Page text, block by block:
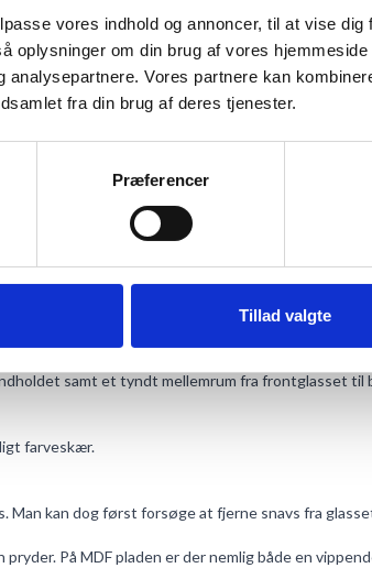
vores indhold og annoncer, til at vise
oplysninger om din brug af vores
analysepartnere. Vores partnere kan
fra din brug af deres tjenester.
Præferencer
Tillad valgte
ANMELDELSER
med en hvid væg.
power, takket været det stærke aluminium.
cm.
del af billedindholdet, når det er indrammet.
samt et tyndt mellemrum fra frontglasset til
farveskær.
Man kan dog først forsøge at fjerne snavs fra
På MDF pladen er der nemlig både en